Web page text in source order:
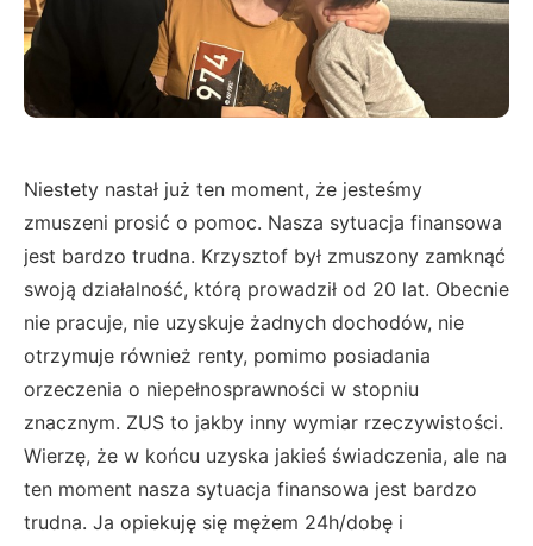
Niestety nastał już ten moment, że jesteśmy
zmuszeni prosić o pomoc. Nasza sytuacja finansowa
jest bardzo trudna. Krzysztof był zmuszony zamknąć
swoją działalność, którą prowadził od 20 lat. Obecnie
nie pracuje, nie uzyskuje żadnych dochodów, nie
otrzymuje również renty, pomimo posiadania
orzeczenia o niepełnosprawności w stopniu
znacznym. ZUS to jakby inny wymiar rzeczywistości.
Wierzę, że w końcu uzyska jakieś świadczenia, ale na
ten moment nasza sytuacja finansowa jest bardzo
trudna. Ja opiekuję się mężem 24h/dobę i